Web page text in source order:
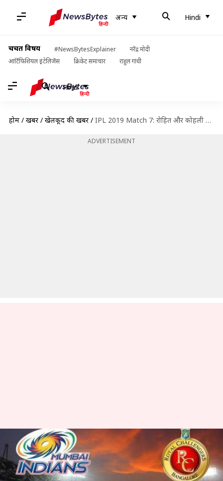
अन्य Hindi
चर्चित विषय #NewsBytesExplainer
नरेंद्र मोदी
आर्टिफिशियल इंटेलिजेंस
क्रिकेट समाचार राहुल गांधी
Hindi
होम / खबरें / खेलकूद की खबरें / IPL 2019 Match 7: रोहित और कोहली की होगी टक्कर, जानें संभावित प्लेइंग इलेवन, ड्रीम इलेवन
ADVERTISEMENT
IPL 2019 Match 7: रोहित और
कोहली की होगी टक्कर, जानें
संभावित प्लेइंग इलेवन, ड्रीम इलेवन